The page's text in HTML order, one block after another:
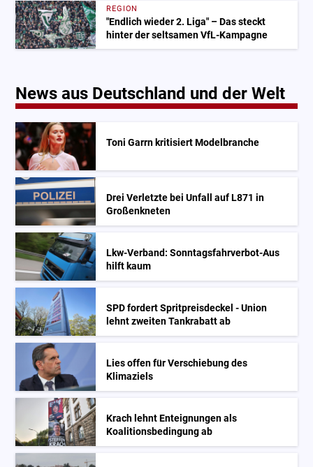
REGION
"Endlich wieder 2. Liga" – Das steckt
hinter der seltsamen VfL-Kampagne
News aus Deutschland und der Welt
Toni Garrn kritisiert Modelbranche
Drei Verletzte bei Unfall auf L871 in
Großenkneten
Lkw-Verband: Sonntagsfahrverbot-Aus
hilft kaum
SPD fordert Spritpreisdeckel - Union
lehnt zweiten Tankrabatt ab
Lies offen für Verschiebung des
Klimaziels
Krach lehnt Enteignungen als
Koalitionsbedingung ab